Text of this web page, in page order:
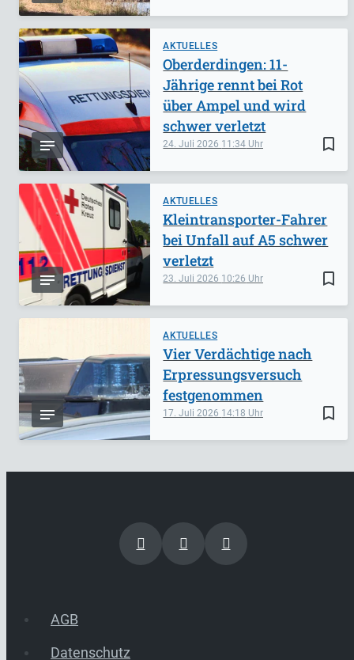
AKTUELLES
bookmark_border
24. Juli 2026 11:34
Oberderdingen: 11-
Jährige rennt bei Rot
über Ampel und wird
schwer verletzt
AKTUELLES
bookmark_border
23. Juli 2026 10:26
Kleintransporter-Fahrer
bei Unfall auf A5 schwer
verletzt
AKTUELLES
bookmark_border
17. Juli 2026 14:18
Vier Verdächtige nach
Erpressungsversuch
festgenommen
AGB
Datenschutz